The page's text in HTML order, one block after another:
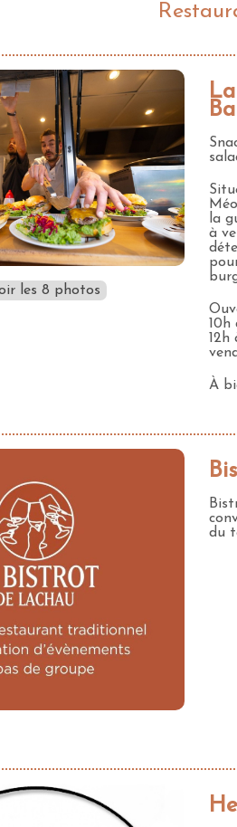
les 8 photos
la
à
10h
12h
À
du